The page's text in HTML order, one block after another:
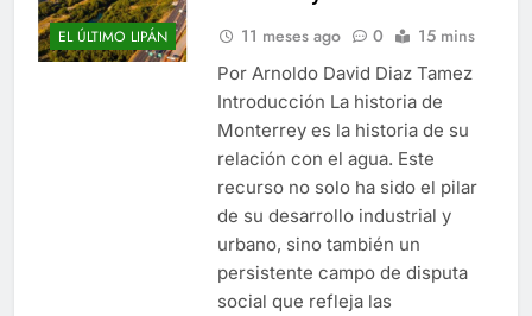
EL ÚLTIMO LIPÁN 11 meses ago 0 15 mins
Por Arnoldo David Diaz Tamez
Introducción La historia de
Monterrey es la historia de su
relación con el agua. Este
recurso no solo ha sido el pilar
de su desarrollo industrial y
urbano, sino también un
persistente campo de disputa
social que refleja las